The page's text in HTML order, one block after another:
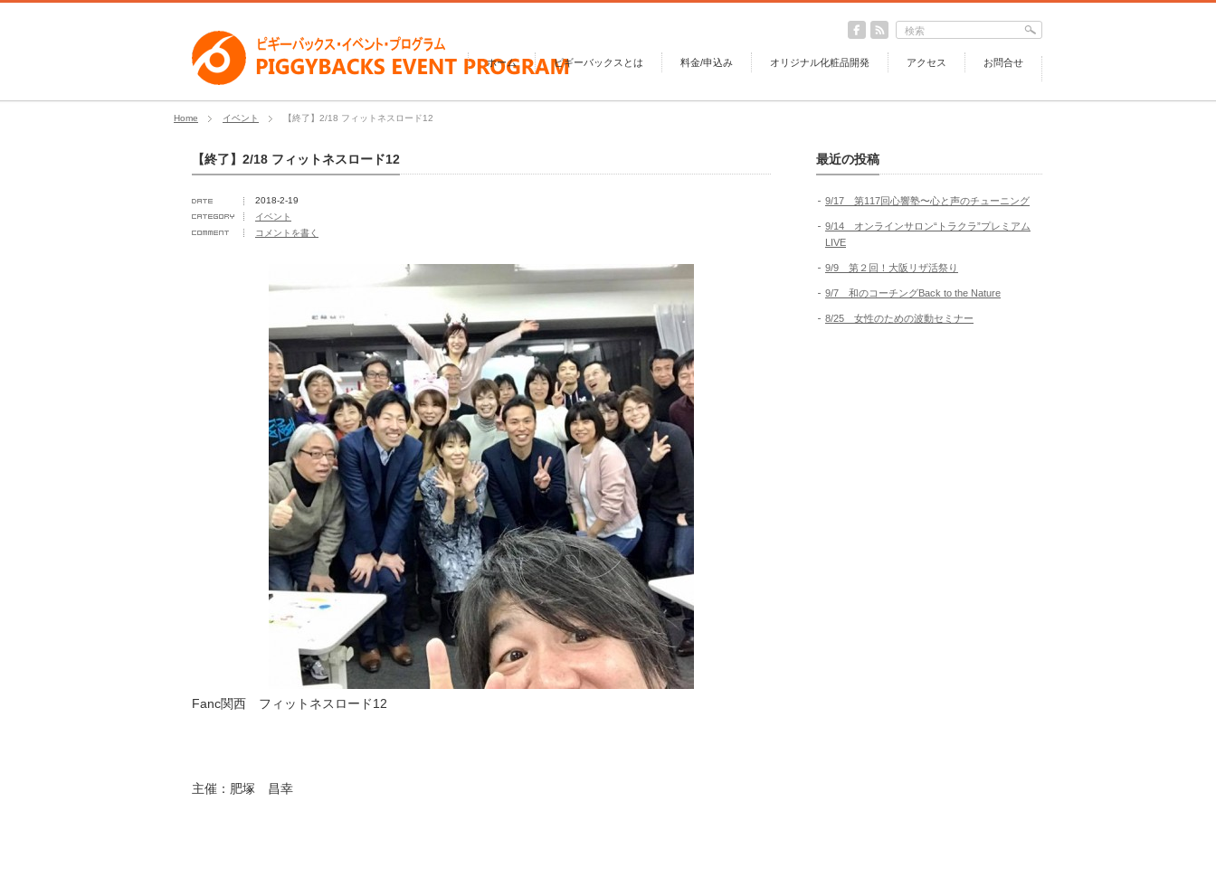
ホーム ピギーバックスとは 料金/申込み オリジナル化粧品開発 アクセス お問合せ
Home イベント 【終了】2/18 フィットネスロード12
【終了】2/18 フィットネスロード12
2018-2-19
イベント
コメントを書く
Fanc関西 フィットネスロード12
主催：肥塚 昌幸
最近の投稿
9/17 第117回心響塾〜心と声のチューニング
9/14 オンラインサロン“トラクラ”プレミアム
LIVE
9/9 第２回！大阪リザ活祭り
9/7 和のコーチングBack to the Nature
8/25 女性のための波動セミナー